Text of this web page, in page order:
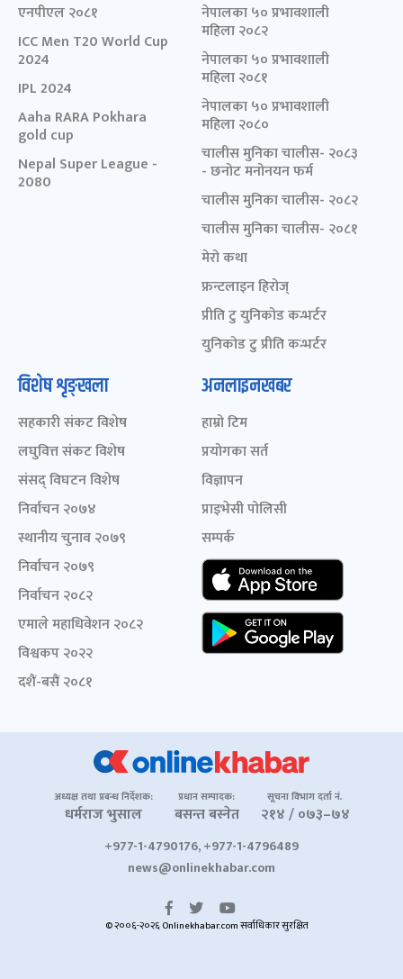
एनपीएल २०८१
ICC Men T20 World Cup
2024
IPL 2024
Aaha RARA Pokhara
gold cup
Nepal Super League -
2080
नेपालका ५० प्रभावशाली
महिला २०८२
नेपालका ५० प्रभावशाली
महिला २०८१
नेपालका ५० प्रभावशाली
महिला २०८०
चालीस मुनिका चालीस- २०८३
- छनोट मनोनयन फर्म
चालीस मुनिका चालीस- २०८२
चालीस मुनिका चालीस- २०८१
मेरो कथा
फ्रन्टलाइन हिरोज्
प्रीति टु युनिकोड कन्भर्टर
युनिकोड टु प्रीति कन्भर्टर
विशेष शृङ्खला
सहकारी संकट विशेष
लघुवित्त संकट विशेष
संसद् विघटन विशेष
निर्वाचन २०७४
स्थानीय चुनाव २०७९
निर्वाचन २०७९
निर्वाचन २०८२
एमाले महाधिवेशन २०८२
विश्वकप २०२२
दशैं-बसैं २०८१
अनलाइनखबर
हाम्रो टिम
प्रयोगका सर्त
विज्ञापन
प्राइभेसी पोलिसी
सम्पर्क
अध्यक्ष तथा प्रबन्ध निर्देशक:
धर्मराज भुसाल
प्रधान सम्पादक:
बसन्त बस्नेत
सूचना विभाग दर्ता नं.
२१४ / ०७३–७४
+977-1-4790176, +977-1-4796489
news@onlinekhabar.com
© २००६-२०२६ Onlinekhabar.com सर्वाधिकार सुरक्षित